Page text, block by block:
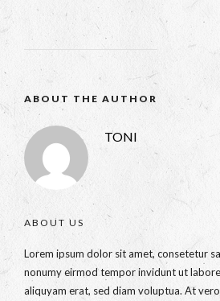
ABOUT THE AUTHOR
TONI
ABOUT US
Lorem ipsum dolor sit amet, consetetur
nonumy eirmod tempor invidunt ut
aliquyam erat, sed diam voluptua. At